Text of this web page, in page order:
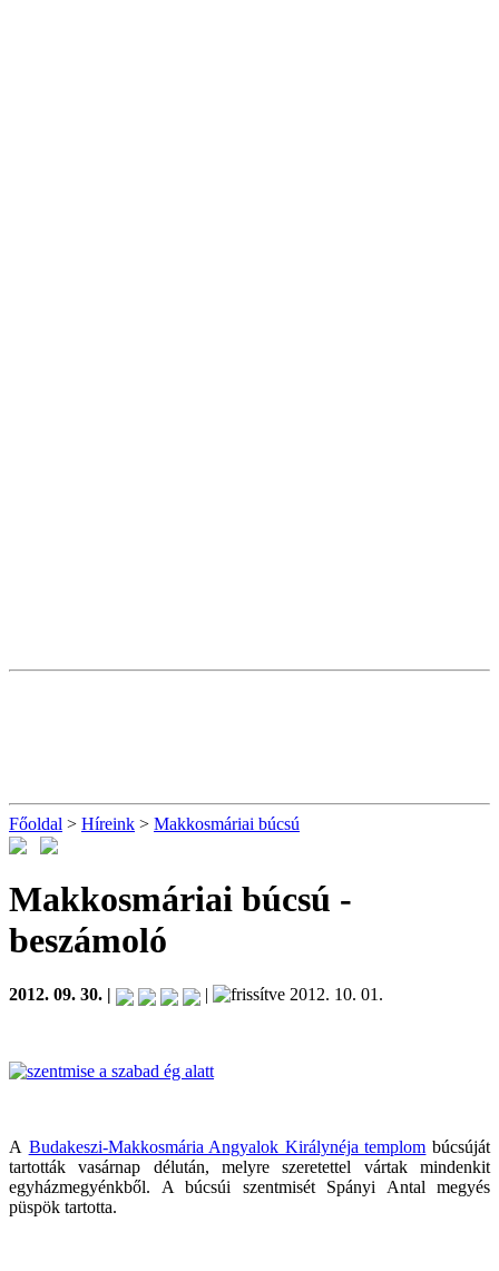
Főoldal > Híreink > Makkosmáriai búcsú
Makkosmáriai búcsú -
beszámoló
2012. 09. 30. | | 2012. 10. 01.
A Budakeszi-Makkosmária Angyalok Királynéja templom búcsúját
tartották vasárnap délután, melyre szeretettel vártak mindenkit
egyházmegyénkből. A búcsúi szentmisét Spányi Antal megyés
püspök tartotta.